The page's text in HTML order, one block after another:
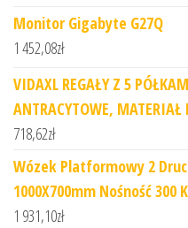
Monitor Gigabyte G27Q
1 452,08zł
VIDAXL REGAŁY Z 5
ANTRACYTOWE, MATERIAŁ
718,62zł
Wózek Platformowy 2
1000X700mm Nośność 300
1 931,10zł